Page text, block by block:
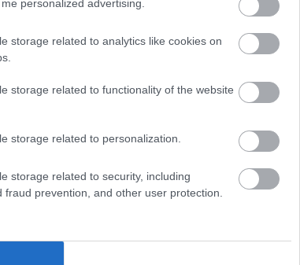
personalized advertising.
storage related to analytics like cookies on
storage related to functionality of the website
storage related to personalization.
storage related to security, including
prevention, and other user protection.